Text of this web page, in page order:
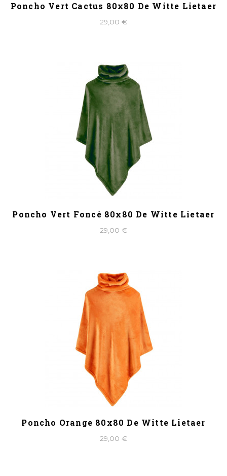
Poncho Vert Cactus 80x80 De Witte Lietaer
29,00 €
Poncho Vert Foncé 80x80 De Witte Lietaer
29,00 €
Poncho Orange 80x80 De Witte Lietaer
29,00 €